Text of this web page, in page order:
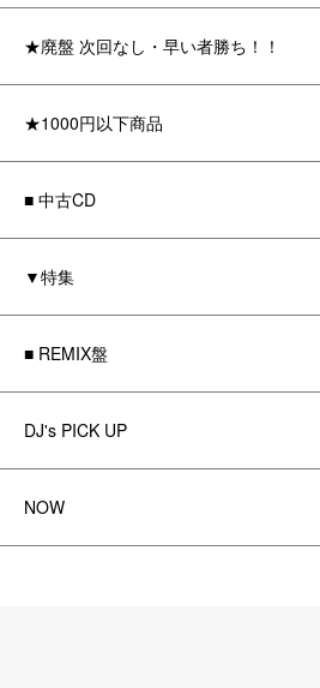
★廃盤 次回なし・早い者勝ち！！
★1000円以下商品
■ 中古CD
▼特集
■ REMIX盤
DJ's PICK UP
NOW